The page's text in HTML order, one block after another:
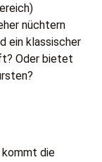
nüchtern
ein klassischer
Oder bietet
die